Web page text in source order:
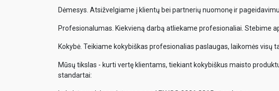
Dėmesys. Atsižvelgiame į klientų bei partnerių nuomonę ir
Profesionalumas. Kiekvieną darbą atliekame profesionaliai. Stebime
Kokybė. Teikiame kokybiškas profesionalias paslaugas, laikomės
Mūsų tikslas - kurti vertę klientams, tiekiant kokybiškus maisto
standartai: